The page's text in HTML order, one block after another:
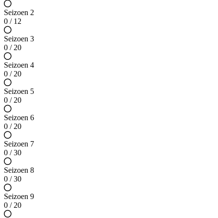
Seizoen 2
0 / 12
Seizoen 3
0 / 20
Seizoen 4
0 / 20
Seizoen 5
0 / 20
Seizoen 6
0 / 20
Seizoen 7
0 / 30
Seizoen 8
0 / 30
Seizoen 9
0 / 20